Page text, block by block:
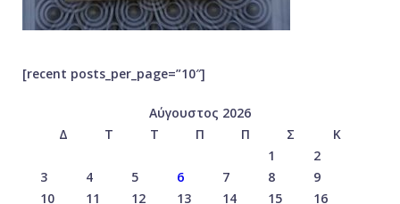
[recent posts_per_page=”10″]
Αύγουστος 2026
Δ
Τ Τ Π Π Σ
Κ
1
2
3
4 5 6 7 8
9
10
11 12 13 14 15
16